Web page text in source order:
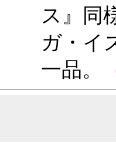
ス』同
ガ・イ
一品。